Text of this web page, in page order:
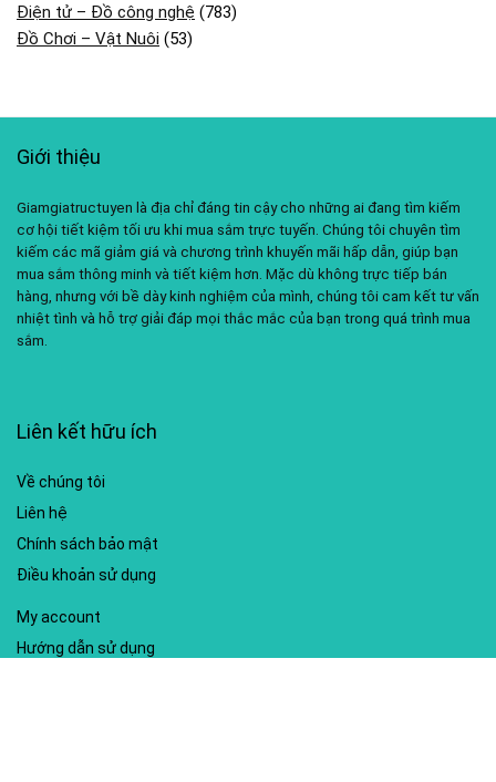
Điện tử – Đồ công nghệ (783)
Đồ Chơi – Vật Nuôi (53)
Giới thiệu
Giamgiatructuyen là địa chỉ đáng tin cậy cho những ai đang tìm kiếm
cơ hội tiết kiệm tối ưu khi mua sắm trực tuyến. Chúng tôi chuyên tìm
kiếm các mã giảm giá và chương trình khuyến mãi hấp dẫn, giúp bạn
mua sắm thông minh và tiết kiệm hơn. Mặc dù không trực tiếp bán
hàng, nhưng với bề dày kinh nghiệm của mình, chúng tôi cam kết tư vấn
nhiệt tình và hỗ trợ giải đáp mọi thắc mắc của bạn trong quá trình mua
sắm.
Liên kết hữu ích
Về chúng tôi
Liên hệ
Chính sách bảo mật
Điều khoản sử dụng
My account
Hướng dẫn sử dụng